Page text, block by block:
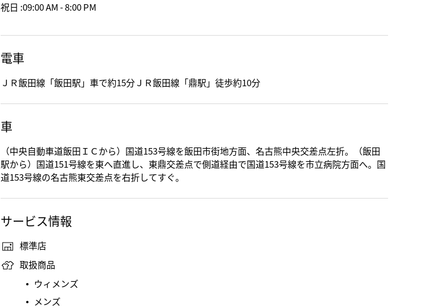
祝日 :09:00 AM - 8:00 PM
電車
ＪＲ飯田線「飯田駅」車で約15分ＪＲ飯田線「鼎駅」徒歩約10分
車
（中央自動車道飯田ＩＣから）国道153号線を飯田市街地方面、名古熊中央交差点左折。（飯田
駅から）国道151号線を東へ直進し、東鼎交差点で側道経由で国道153号線を市立病院方面へ。国
道153号線の名古熊東交差点を右折してすぐ。
サービス情報
標準店
取扱商品
ウィメンズ
メンズ